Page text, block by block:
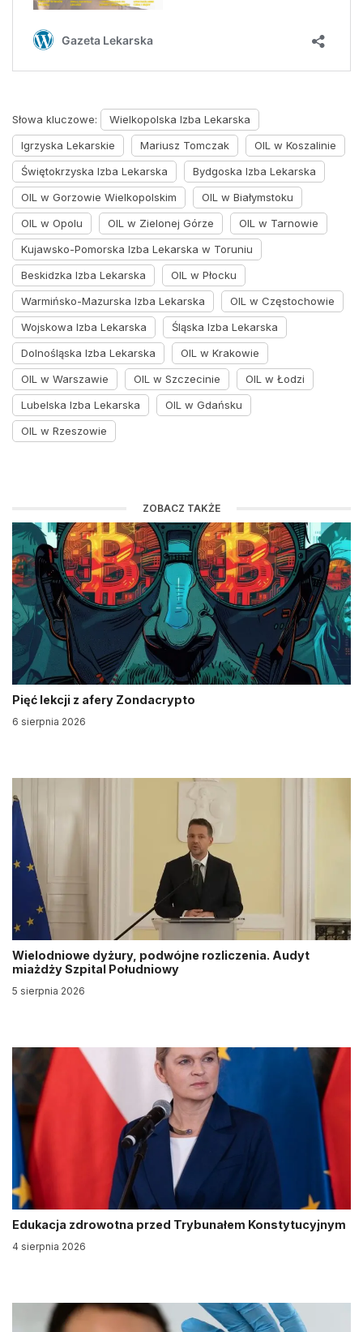
Słowa kluczowe:
Wielkopolska Izba Lekarska
Igrzyska Lekarskie
Mariusz Tomczak
OIL w Koszalinie
Świętokrzyska Izba Lekarska
Bydgoska Izba Lekarska
OIL w Gorzowie Wielkopolskim
OIL w Białymstoku
OIL w Opolu
OIL w Zielonej Górze
OIL w Tarnowie
Kujawsko-Pomorska Izba Lekarska w Toruniu
Beskidzka Izba Lekarska
OIL w Płocku
Warmińsko-Mazurska Izba Lekarska
OIL w Częstochowie
Wojskowa Izba Lekarska
Śląska Izba Lekarska
Dolnośląska Izba Lekarska
OIL w Krakowie
OIL w Warszawie
OIL w Szczecinie
OIL w Łodzi
Lubelska Izba Lekarska
OIL w Gdańsku
OIL w Rzeszowie
ZOBACZ TAKŻE
Pięć lekcji z afery Zondacrypto
6 sierpnia 2026
Wielodniowe dyżury, podwójne rozliczenia. Audyt
miażdży Szpital Południowy
5 sierpnia 2026
Edukacja zdrowotna przed Trybunałem Konstytucyjnym
4 sierpnia 2026